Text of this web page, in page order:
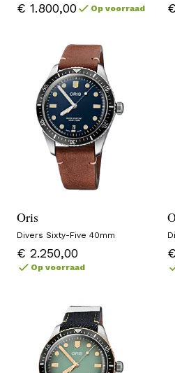
€ 1.800,00 Op voorraad
Oris
Divers Sixty-Five 40mm
€ 2.250,00
Op voorraad